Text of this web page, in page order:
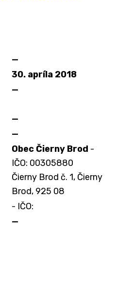
—
30. apríla 2018
—
—
—
Obec Čierny Brod -
IČO: 00305880
Čierny Brod č. 1, Čierny
Brod, 925 08
- IČO:
—